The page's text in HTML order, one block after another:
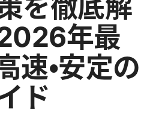
年最
速・安定の
ド